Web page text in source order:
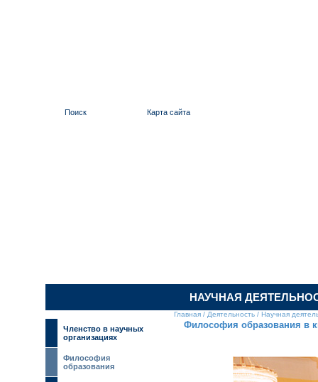
Поиск Карта сайта
НАУЧНАЯ
Членство в научных
организациях
Философия
образования
Главная / Деятельность / Научная
Философия образования в